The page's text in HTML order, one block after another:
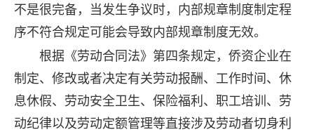
不是很完备，当发生争议时，内部规章制度制定程
序不符合规定可能会导致内部规章制度无效。
根据《劳动合同法》第四条规定，侨资企业在
制定、修改或者决定有关劳动报酬、工作时间、休
息休假、劳动安全卫生、保险福利、职工培训、劳
动纪律以及劳动定额管理等直接涉及劳动者切身利